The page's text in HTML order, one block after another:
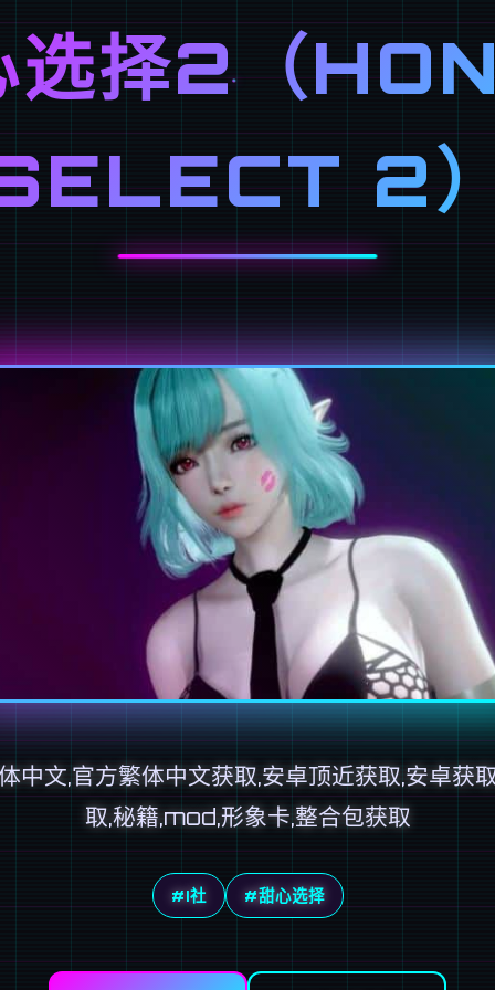
选择2（
2
中文,官方繁体中文获取,安卓顶近获取,安卓获
取,秘籍,mod,形象卡,整合包获取
#I社 #甜心选择